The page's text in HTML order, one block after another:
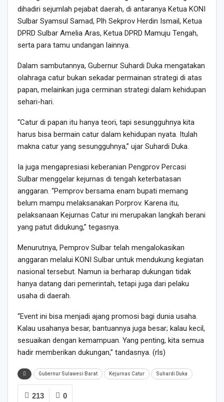
dihadiri sejumlah pejabat daerah, di antaranya Ketua KONI
Sulbar Syamsul Samad, Plh Sekprov Herdin Ismail, Ketua
DPRD Sulbar Amelia Aras, Ketua DPRD Mamuju Tengah,
serta para tamu undangan lainnya.
Dalam sambutannya, Gubernur Suhardi Duka mengatakan
olahraga catur bukan sekadar permainan strategi di atas
papan, melainkan juga cerminan strategi dalam kehidupan
sehari-hari.
“Catur di papan itu hanya teori, tapi sesungguhnya kita
harus bisa bermain catur dalam kehidupan nyata. Itulah
makna catur yang sesungguhnya,” ujar Suhardi Duka.
Ia juga mengapresiasi keberanian Pengprov Percasi
Sulbar menggelar kejurnas di tengah keterbatasan
anggaran. “Pemprov bersama enam bupati memang
belum mampu melaksanakan Porprov. Karena itu,
pelaksanaan Kejurnas Catur ini merupakan langkah berani
yang patut didukung,” tegasnya.
Menurutnya, Pemprov Sulbar telah mengalokasikan
anggaran melalui KONI Sulbar untuk mendukung kegiatan
nasional tersebut. Namun ia berharap dukungan tidak
hanya datang dari pemerintah, tetapi juga dari pelaku
usaha di daerah.
“Event ini bisa menjadi ajang promosi bagi dunia usaha.
Kalau usahanya besar, bantuannya juga besar; kalau kecil,
sesuaikan dengan kemampuan. Yang penting, kita semua
hadir memberikan dukungan,” tandasnya. (rls)
Gubernur Sulawesi Barat Kejurnas Catur Suhardi Duka
0
213